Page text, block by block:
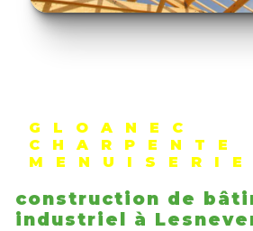
GLOANEC
CHARPENTE
MENUISERIE
construction de
industriel à